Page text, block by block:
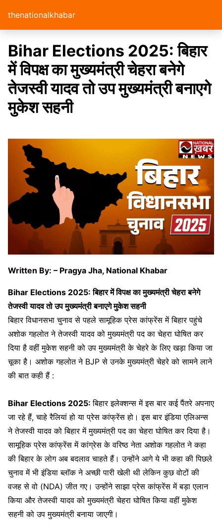
thenationalkhabar
Bihar Elections 2025: बिहार
में विपक्ष का मुख्यमंत्री चेहरा बनेगे
तेजस्वी यादव तो उप मुख्यमंत्री बनाएगे
मुकेश सहनी
Written By: – Pragya Jha, National Khabar
Bihar Elections 2025: बिहार में विपक्ष का मुख्यमंत्री चेहरा बनेगे
तेजस्वी यादव तो उप मुख्यमंत्री बनाएगे मुकेश सहनी
बिहार विधानसभा चुनाव से पहले सामूहिक प्रेस कांफ्रेंस में बिहार पहुंचे
अशोक गहलोत ने तेजस्वी यादव को मुख्यमंत्री पद का चेहरा घोषित कर
दिया है वहीं मुकेश सहनी को उप मुख्यमंत्री के चेहरे के लिए खड़ा किया जा
चूका है। अशोक गहलोत ने BJP से उनके मुख्यमंत्री चेहरे को सामने लाने
की बात कही हैं :
Bihar Elections 2025:बिहार इलेक्शन्स में इस बार कई पैंतरे अपनाए
जा रहे हैं, चाहे रैलियां हो या प्रेस कांफ्रेंस हो। इस बार इंडिया एलिअन्स
ने तेजस्वी यादव को बिहार में मुख्यमंत्री पद का चेहरा घोषित कर दिया है।
सामूहिक प्रेस कांफ्रेंस में कांग्रेस के वरिष्ठ नेता अशोक गहलोत ने कहा
की बिहार के लोग अब बदलाव चाहते हैं। उन्होंने आगे ये भी कहा की पिछले
चुनाव में भी इंडिया ब्लॉक ने अच्छी पारी खेली थी लेकिन कुछ वोटों की
वजह से वो (NDA) जीत गए। उन्होंने साझा प्रेस कांफ्रेंस में बड़ा एलान
किया और तेजस्वी यादव को मुख्यमंत्री चेहरा घोषित किया वहीं मुकेश
सहनी को उप मुख्यमंत्री बनाया जाएगी।